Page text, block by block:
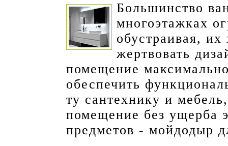
Большинство
многоэтажках
обустраивая,
жертвовать
помещение
обеспечить
ту сантехнику и
помещение без ущерба
предметов - мойдодыр